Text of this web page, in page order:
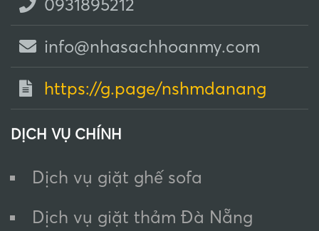
0931895212
info@nhasachhoanmy.com
https://g.page/nshmdanang
DỊCH VỤ CHÍNH
Dịch vụ giặt ghế sofa
Dịch vụ giặt thảm Đà Nẵng